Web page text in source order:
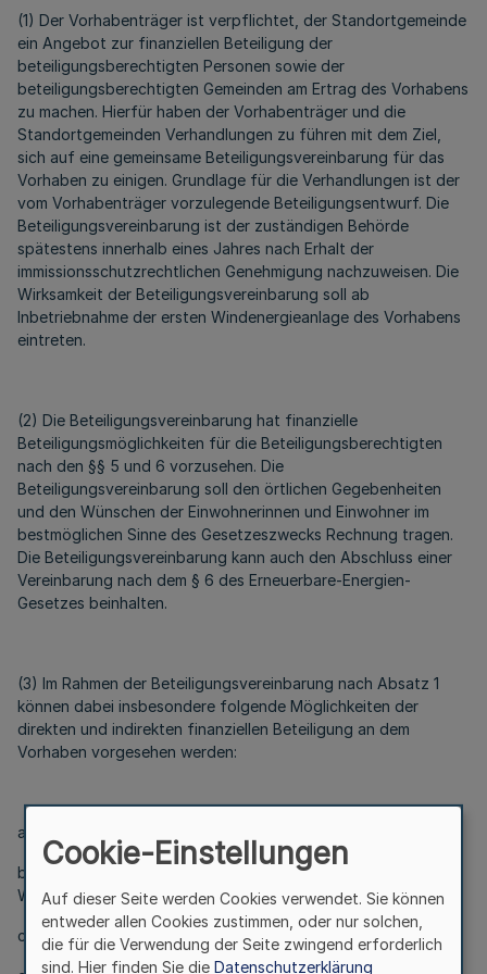
(1) Der Vorhabenträger ist verpflichtet, der Standortgemeinde
ein Angebot zur finanziellen Beteiligung der
beteiligungsberechtigten Personen sowie der
beteiligungsberechtigten Gemeinden am Ertrag des Vorhabens
zu machen. Hierfür haben der Vorhabenträger und die
Standortgemeinden Verhandlungen zu führen mit dem Ziel,
sich auf eine gemeinsame Beteiligungsvereinbarung für das
Vorhaben zu einigen. Grundlage für die Verhandlungen ist der
vom Vorhabenträger vorzulegende Beteiligungsentwurf. Die
Beteiligungsvereinbarung ist der zuständigen Behörde
spätestens innerhalb eines Jahres nach Erhalt der
immissionsschutzrechtlichen Genehmigung nachzuweisen. Die
Wirksamkeit der Beteiligungsvereinbarung soll ab
Inbetriebnahme der ersten Windenergieanlage des Vorhabens
eintreten.
(2) Die Beteiligungsvereinbarung hat finanzielle
Beteiligungsmöglichkeiten für die Beteiligungsberechtigten
nach den §§ 5 und 6 vorzusehen. Die
Beteiligungsvereinbarung soll den örtlichen Gegebenheiten
und den Wünschen der Einwohnerinnen und Einwohner im
bestmöglichen Sinne des Gesetzeszwecks Rechnung tragen.
Die Beteiligungsvereinbarung kann auch den Abschluss einer
Vereinbarung nach dem § 6 des Erneuerbare-Energien-
Gesetzes beinhalten.
(3) Im Rahmen der Beteiligungsvereinbarung nach Absatz 1
können dabei insbesondere folgende Möglichkeiten der
direkten und indirekten finanziellen Beteiligung an dem
Vorhaben vorgesehen werden:
a) eine Beteiligung an der Projektgesellschaft des Vorhabens,
b) das Angebot über den Kauf einer oder mehrerer
Windenergieanlagen,
c) die finanzielle Beteiligung über Anlageprodukte,
Cookie-Einstellungen
Auf dieser Seite werden Cookies verwendet. Sie können
entweder allen Cookies zustimmen, oder nur solchen,
die für die Verwendung der Seite zwingend erforderlich
sind. Hier finden Sie die Datenschutzerklärung